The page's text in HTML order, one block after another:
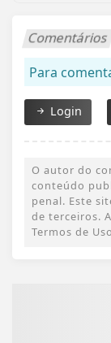
Comentários
Para
Login
O autor do
conteúdo
penal. Este
de terceiros.
Termos de